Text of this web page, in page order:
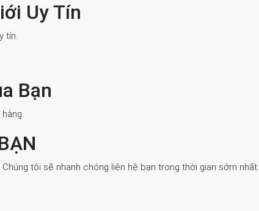
Uy Tín
tín.
Bạn
tôi sẽ nhanh chóng liên hệ bạn trong thời gian sớm nhất.